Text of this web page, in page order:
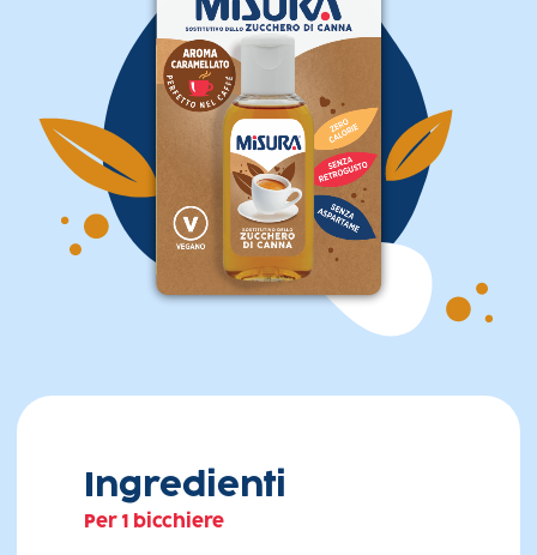
Ingredienti
Per 1 bicchiere